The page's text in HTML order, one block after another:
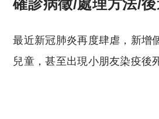
確診病徵/處理方法/
最近新冠肺炎再度肆虐，新增
兒童，甚至出現小朋友染疫後